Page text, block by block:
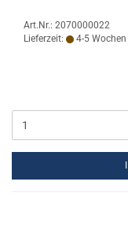
Art.Nr.: 2070000022
Lieferzeit:
4-5 Wochen